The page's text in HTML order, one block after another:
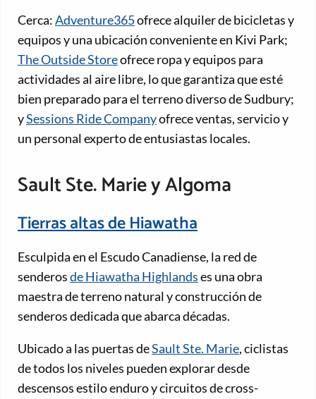
Cerca:Adventure365ofrece alquiler de bicicletas y
equipos y una ubicación conveniente en Kivi Park;
The Outside Storeofrece ropa y equipos para
actividades al aire libre, lo que garantiza que esté
bien preparado para el terreno diverso de Sudbury;
ySessions Ride Companyofrece ventas, servicio y
un personal experto de entusiastas locales.
Sault Ste. Marie y Algoma
Tierras altas de Hiawatha
Esculpida en el Escudo Canadiense, la red de
senderosde Hiawatha Highlandses una obra
maestra de terreno natural y construcción de
senderos dedicada que abarca décadas.
Ubicado a las puertas deSault Ste. Marie, ciclistas
de todos los niveles pueden explorar desde
descensos estilo enduro y circuitos de cross-